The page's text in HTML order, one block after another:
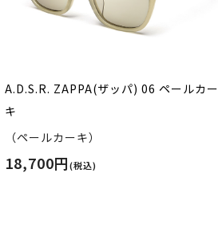
A.D.S.R. ZAPPA(ザッパ) 06 ペールカー
キ
（ペールカーキ）
18,700円(税込)